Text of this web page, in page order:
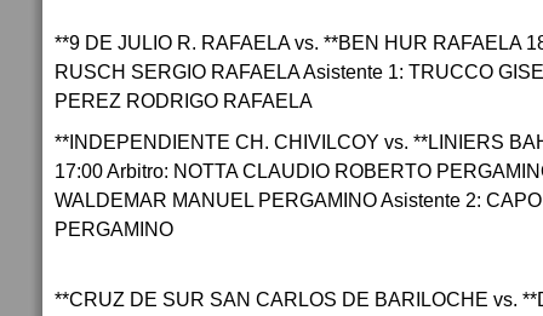
**9 DE JULIO R. RAFAELA vs. **BEN HUR RAFAELA
RUSCH SERGIO RAFAELA Asistente 1: TRUCCO
PEREZ RODRIGO RAFAELA
**INDEPENDIENTE CH. CHIVILCOY vs. **LINIERS
17:00 Arbitro: NOTTA CLAUDIO ROBERTO
WALDEMAR MANUEL PERGAMINO Asistente 2:
PERGAMINO
**CRUZ DE SUR SAN CARLOS DE BARILOCHE vs.